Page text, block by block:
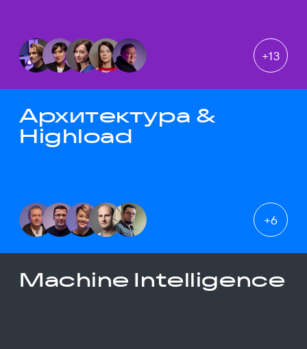
+13
Архитектура &
Highload
+6
Machine Intelligence